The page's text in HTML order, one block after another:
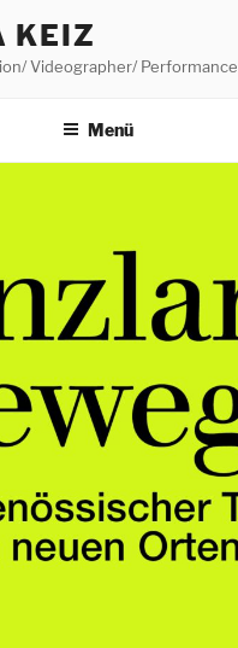
KEIZ
Videographer/ Performance
Menü